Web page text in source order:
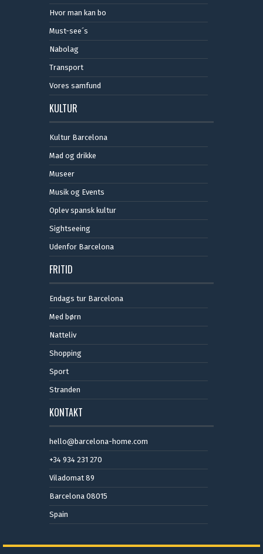
Hvor man kan bo
Must-see´s
Nabolag
Transport
Vores samfund
KULTUR
Kultur Barcelona
Mad og drikke
Museer
Musik og Events
Oplev spansk kultur
Sightseeing
Udenfor Barcelona
FRITID
Endags tur Barcelona
Med børn
Natteliv
Shopping
Sport
Stranden
KONTAKT
hello@barcelona-home.com
+34 934 231 270
Viladomat 89
Barcelona 08015
Spain